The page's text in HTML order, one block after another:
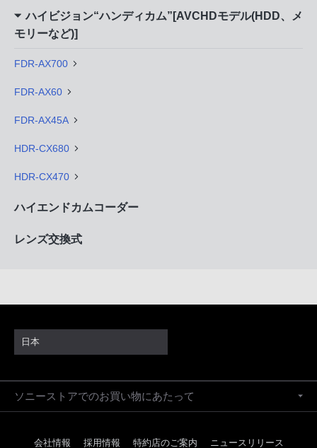
ハイビジョン“ハンディカム”[AVCHDモデル(HDD、メ
モリーなど)]
FDR-AX700
FDR-AX60
FDR-AX45A
HDR-CX680
HDR-CX470
ハイエンドカムコーダー
レンズ交換式
日本
ソニーストアでのお買い物にあたって
会社情報 採用情報 特約店のご案内 ニュースリリース